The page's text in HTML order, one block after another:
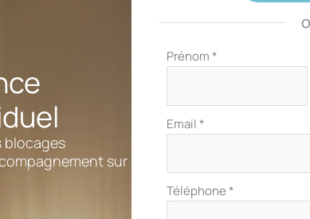
blocages
sur
Formulaire
téléphone
Prénom*
Email*
Téléphone*